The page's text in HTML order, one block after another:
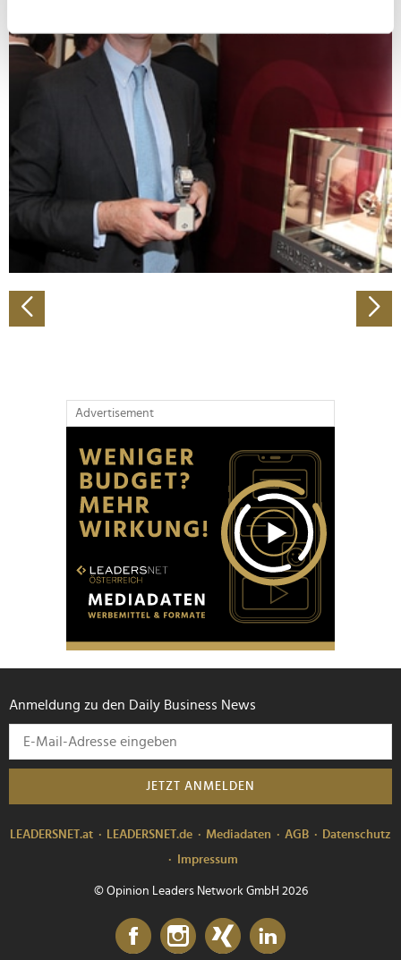
bestimmten Merkmalen (Fingerprinting) identifizieren
Erfahren Sie mehr darüber, wie Ihre persönlichen Daten
verarbeitet werden, und legen Sie Ihre Präferenzen im
Abschnitt Einzelheiten
Wir verwenden Cookies, um Inhalte und Anzeigen zu
personalisieren, Funktionen für soziale Medien anbieten
zu können und die Zugriffe auf unsere Website zu
analysieren. Außerdem geben wir Informationen zu Ihrer
Verwendung unserer Website an unsere Partner für
soziale Medien, Werbung und Analysen weiter. Unsere
Partner führen diese Informationen möglicherweise mit
weiteren Daten zusammen, die Sie ihnen bereitgestellt
Advertisement
Anmeldung zu den Daily Business News
JETZT ANMELDEN
LEADERSNET.at LEADERSNET.de Mediadaten AGB
Datenschutz
Impressum
© Opinion Leaders Network GmbH 2026